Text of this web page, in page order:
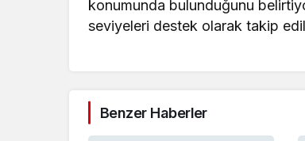
konumunda bulunduğunu
seviyeleri destek olarak takip
Benzer Haberler